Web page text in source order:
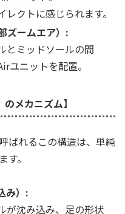
クトに感じられます。
ズームエア）:
とミッドソールの間
ユニットを配置。
メカニズム】
ばれるこの構造は、単純
。
み）:
が沈み込み、足の形状